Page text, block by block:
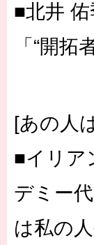
■北井
「“開拓
[あの人
■イリア
デミー
は私の